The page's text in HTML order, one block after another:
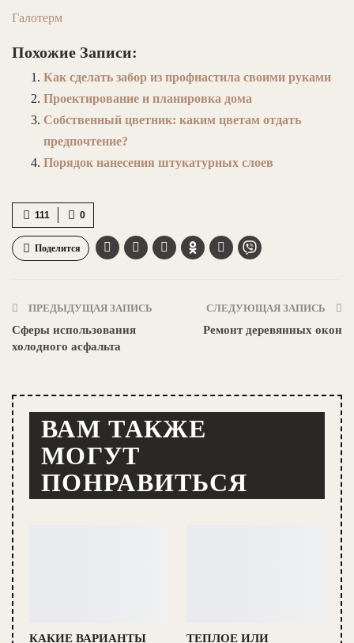
Галотерм
Похожие Записи:
Как сделать забор из профнастила своими руками
Проектирование и планировка дома
Собственный цветник: каким цветам отдать
предпочтение?
Порядок нанесения штукатурных слоев
0
111
Поделится
ПРЕДЫДУЩАЯ ЗАПИСЬ
Сферы использования
холодного асфальта
СЛЕДУЮЩАЯ ЗАПИСЬ
Ремонт деревянных окон
ВАМ ТАКЖЕ
МОГУТ
ПОНРАВИТЬСЯ
КАКИЕ ВАРИАНТЫ ТЕПЛОЕ ИЛИ